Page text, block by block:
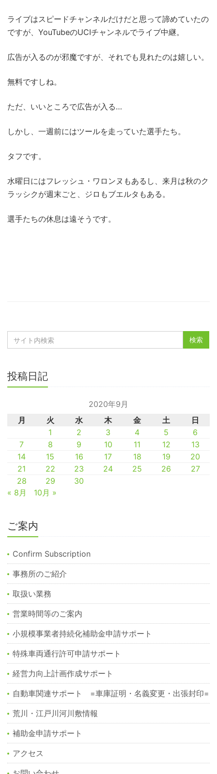
ライブはスピードチャンネルだけだと思って諦めていたの
ですが、YouTubeのUCIチャンネルでライブ中継。
広告が入るのが邪魔ですが、それでも見れたのは嬉しい。
無料ですしね。
ただ、いいところで広告が入る…
しかし、一週前にはツールを走っていた選手たち。
タフです。
水曜日にはフレッシュ・ワロンヌもあるし、来月は秋のク
ラッシクが週末ごと、ジロもブエルタもある。
選手たちの休息は遠そうです。
投稿日記
2020年9月
月
火 水 木 金 土
日
1
2 3 4 5
6
7
8 9 10 11 12
13
14
15 16 17 18 19
20
21
22 23 24 25 26
27
28
29
30
« 8月
10月 »
ご案内
Confirm Subscription
事務所のご紹介
取扱い業務
営業時間等のご案内
小規模事業者持続化補助金申請サポート
特殊車両通行許可申請サポート
経営力向上計画作成サポート
自動車関連サポート =車庫証明・名義変更・出張封印=
荒川・江戸川河川敷情報
補助金申請サポート
アクセス